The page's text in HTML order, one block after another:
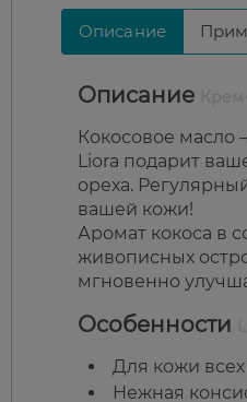
Описание
Описание
Кокосовое масло
Liora подарит
ореха.
вашей кожи!
Аромат кокоса в
живописных
мгновенно
Особенности
Для кожи
Нежная